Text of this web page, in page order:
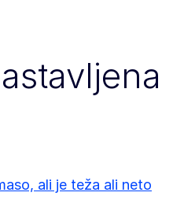
ali je teža ali neto